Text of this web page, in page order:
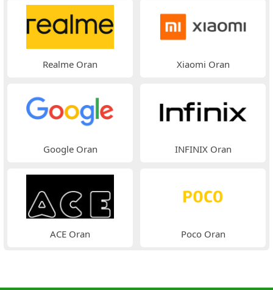
Realme Oran Xiaomi Oran
Google Oran INFINIX Oran
ACE Oran Poco Oran